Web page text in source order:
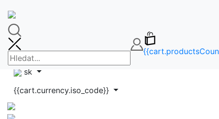
FAQ
info@makeupbag.sk
Kontakt
Instagram
sk
{{cart.currency.iso_code}}